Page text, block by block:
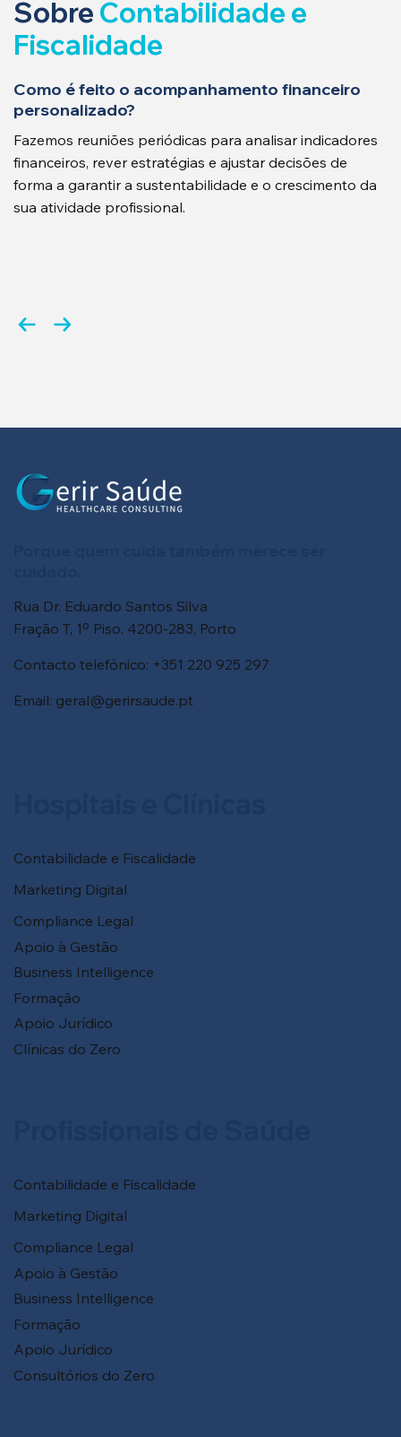
Sobre Contabilidade e
Fiscalidade
Como é feito o acompanhamento financeiro
personalizado?
Fazemos reuniões periódicas para analisar indicadores
financeiros, rever estratégias e ajustar decisões de
forma a garantir a sustentabilidade e o crescimento da
sua atividade profissional.
Rua Dr. Eduardo Santos Silva
Fração T, 1º Piso. 4200-283, Porto
Contacto telefónico: +351 220 925 297
Email: geral@gerirsaude.pt
Contabilidade e Fiscalidade
Marketing Digital
Compliance Legal
Apoio à Gestão
Business Intelligence
Formação
Apoio Jurídico
Clínicas do Zero
Contabilidade e Fiscalidade
Marketing Digital
Compliance Legal
Apoio à Gestão
Business Intelligence
Formação
Apoio Jurídico
Consultórios do Zero